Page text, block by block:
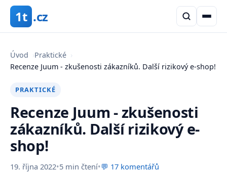
1t .cz
Úvod ›Praktické ›
Recenze Juum - zkušenosti zákazníků. Další rizikový e-shop!
PRAKTICKÉ
Recenze Juum - zkušenosti
zákazníků. Další rizikový e-
shop!
19. října 2022•5 min čtení•💬 17 komentářů